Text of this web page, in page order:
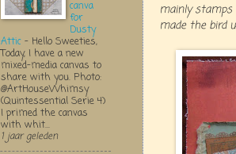
mainly stamps
made the bird
canva
for
Dusty
Attic - Hello Sweeties,
Today, I have a new
mixed-media canvas to
share with you. Photo:
@ArtHouseWhimsy
(Quintessential Serie 4)
I primed the canvas
with whit...
1 jaar geleden